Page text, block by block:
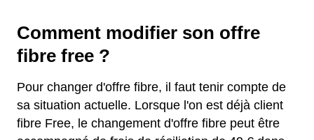
Comment modifier son offre
fibre free ?
Pour changer d'offre fibre, il faut tenir compte de
sa situation actuelle. Lorsque l'on est déjà client
fibre Free, le changement d'offre fibre peut être